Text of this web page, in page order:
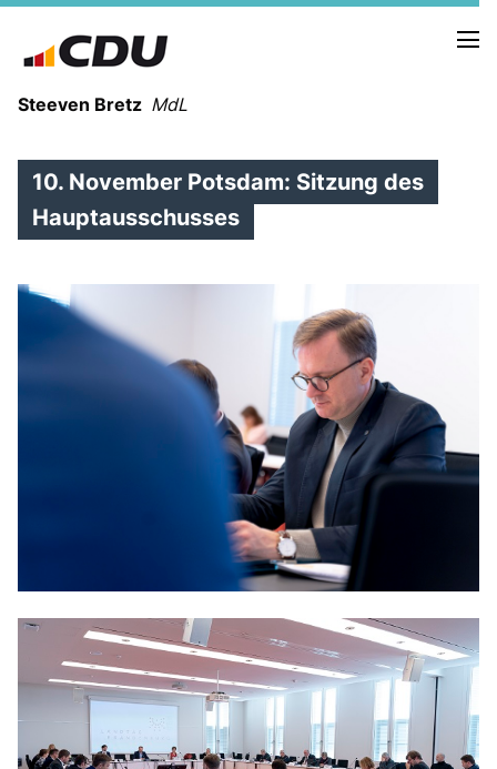
Steeven Bretz MdL
PRESSEFOTOS
MEIN BÜRGERBÜRO
MEIN WAHLKREIS
ZIELE
Redebeiträge
Anträge CDU
Kleine Anfragen
CDU Deutschland
CDU Fraktion im Brandenburger Landtag
CDU Brandenburg
CDU Potsdam
10. November Potsdam: Sitzung des
Hauptausschusses